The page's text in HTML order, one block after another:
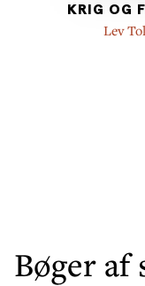
KRIG OG
Lev
Bøger